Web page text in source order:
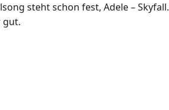
steht schon fest, Adele – Skyfall.
gut.